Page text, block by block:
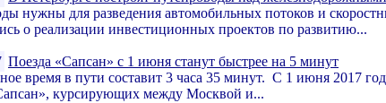
нужны для разведения автомобильных потоков и
о реализации инвестиционных проектов по развитию...
Поезда «Сапсан» с 1 июня станут быстрее на 5 минут
время в пути составит 3 часа 35 минут. С 1 июня 2017
курсирующих между Москвой и...